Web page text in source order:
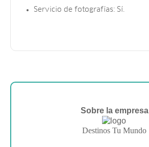
Servicio de fotografías: Sí.
Sobre la empresa
Destinos Tu Mundo